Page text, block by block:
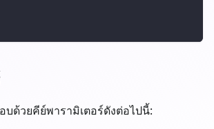
ด้วยคีย์พารามิเตอร์ดังต่อไปนี้: